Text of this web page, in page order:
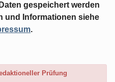
gespeichert werden
und Informationen siehe
.
Prüfung